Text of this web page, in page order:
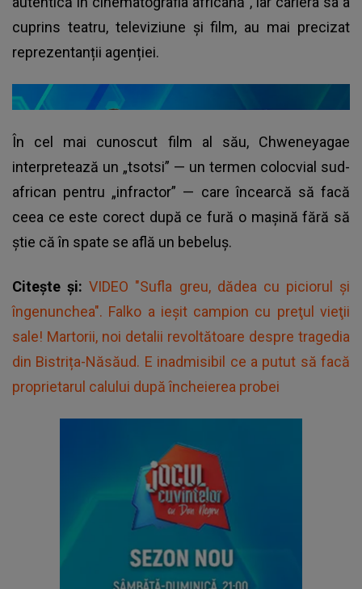
cuprins teatru, televiziune și film, au mai precizat
reprezentanții agenției.
În cel mai cunoscut film al său, Chweneyagae
interpretează un „tsotsi” — un termen colocvial sud-
african pentru „infractor” — care încearcă să facă
ceea ce este corect după ce fură o mașină fără să
știe că în spate se află un bebeluș.
Citește și:VIDEO "Sufla greu, dădea cu piciorul și
îngenunchea". Falko a ieşit campion cu preţul vieţii
sale! Martorii, noi detalii revoltătoare despre tragedia
din Bistrița-Năsăud. E inadmisibil ce a putut să facă
proprietarul calului după încheierea probei